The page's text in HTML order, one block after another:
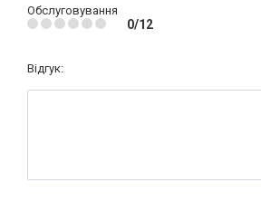
Обслуговування
0/12
Відгук: